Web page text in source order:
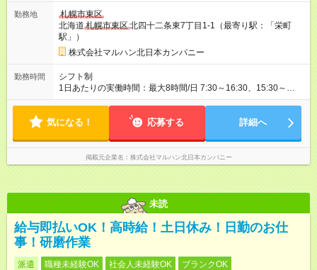
勤務地
札幌市東区
北海道 札幌市東区北四十二条東7丁目1-1（最寄り駅：「栄町
駅」）
株式会社マルハン北日本カンパニー
勤務時間
シフト制
1日あたりの実働時間：最大8時間/日 7:30～16:30、15:30～
24:30 実働1日4時間 ・最低勤務日数：週2日 ★フリーター・学
働は8時間以内です。
気になる！ 応募する 詳細へ
掲載元企業名 株式会社マルハン北日本カンパニー
未読
給与即払いOK！高時給！土日休み！日勤のお仕
事！研磨作業
派遣 職種未経験OK 社会人未経験OK
ブランクOK